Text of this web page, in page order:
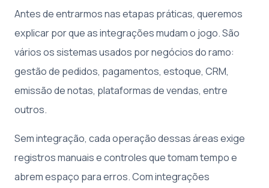
Antes de entrarmos nas etapas práticas, queremos
explicar por que as integrações mudam o jogo. São
vários os sistemas usados por negócios do ramo:
gestão de pedidos, pagamentos, estoque, CRM,
emissão de notas, plataformas de vendas, entre
outros.
Sem integração, cada operação dessas áreas exige
registros manuais e controles que tomam tempo e
abrem espaço para erros. Com integrações